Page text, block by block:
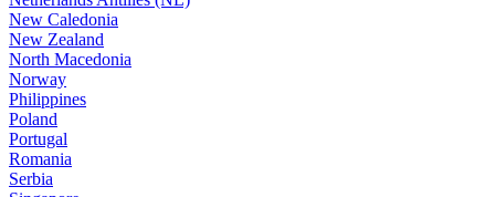
New Caledonia
New Zealand
North Macedonia
Norway
Philippines
Poland
Portugal
Romania
Serbia